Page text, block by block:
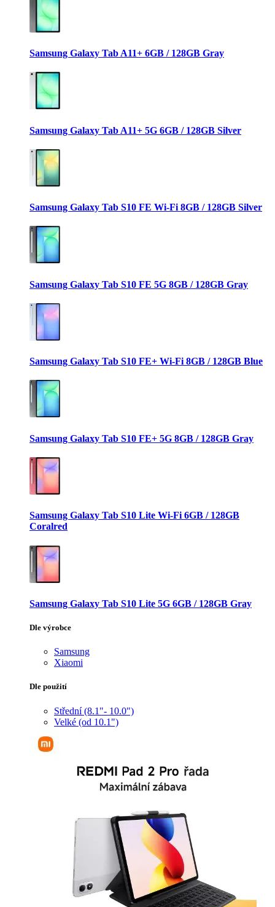
Samsung Galaxy Tab A11+ 6GB / 128GB Gray
Samsung Galaxy Tab A11+ 5G 6GB / 128GB Silver
Samsung Galaxy Tab S10 FE Wi-Fi 8GB / 128GB Silver
Samsung Galaxy Tab S10 FE 5G 8GB / 128GB Gray
Samsung Galaxy Tab S10 FE+ Wi-Fi 8GB / 128GB Blue
Samsung Galaxy Tab S10 FE+ 5G 8GB / 128GB Gray
Samsung Galaxy Tab S10 Lite Wi-Fi 6GB / 128GB
Coralred
Samsung Galaxy Tab S10 Lite 5G 6GB / 128GB Gray
Dle výrobce
Samsung
Xiaomi
Dle použití
Střední (8.1"- 10.0")
Velké (od 10.1")